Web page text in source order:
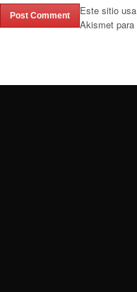
Este sitio usa
Akismet para